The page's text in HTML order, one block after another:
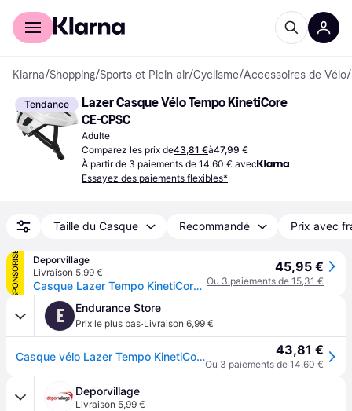
Acheter avec Klarna
Klarna/Shopping/Sports et Plein air/Cyclisme/Accessoires de Vélo/
Tendance
Lazer Casque Vélo Tempo KinetiCore
CE-CPSC
Adulte
Comparez les prix de43,81 €à47,99 €
À partir de 3 paiements de 14,60 € avec
Essayez des paiements flexibles*
Taille du Casque Recommandé Prix avec
SPONSORISÉ
Deporvillage
Livraison 5,99 €
Casque Lazer Tempo KinetiCore blanc - White
45,95 €
Ou 3 paiements de 15,31 €
E Endurance Store
Prix le plus bas·Livraison 6,99 €
Casque vélo Lazer Tempo KinetiCore CE-CPSC - Blanc 43,81 €
Ou 3 paiements de 14,60 €
Deporvillage
Livraison 5,99 €